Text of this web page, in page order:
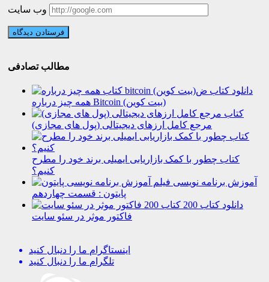
وب سایت
مطالب تصادفی
دانلود کتاب
همه چیز درباره Bitcoin (بیت کوین)
کتاب
مرجع کامل ارزهای دیجیتالی (پول های مجازی)
کتاب چطور با کمک بازاریابی ایمیلی برند خود را مطرح
کنیم؟
آموزش برنامه نویسی
پایتون : قسمت چهاردهم
دانلود کتاب 200
فاکتور موثر در سئو سایت
اینستاگرام ما را دنبال کنید
تلگرام ما را دنبال کنید